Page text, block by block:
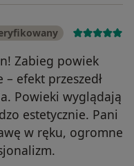
Zabieg powiek
efekt przeszedł
Powieki wyglądają
estetycznie. Pani
w ręku, ogromne